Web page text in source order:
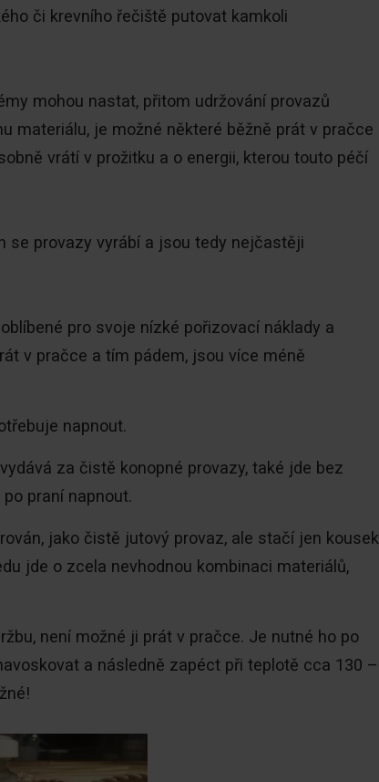
či krevního řečiště putovat kamkoli
mohou nastat, přitom udržování provazů
materiálu, je možné některé běžně prát v pračce
vrátí v prožitku a o energii, kterou touto péčí
se provazy vyrábí a jsou tedy nejčastěji
pro svoje nízké pořizovací náklady a
v pračce a tím pádem, jsou více méně
napnout.
za čistě konopné provazy, také jde bez
praní napnout.
jako čistě jutový provaz, ale stačí jen kousek
jde o zcela nevhodnou kombinaci materiálů,
není možné ji prát v pračce. Je nutné ho po
a následně zapéct při teplotě cca 130 –